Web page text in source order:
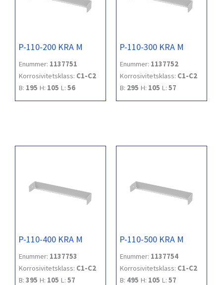
P-110-200 KRA M
Enummer: 1137751
Korrosivitetsklass: C1-C2
B: 195 H: 105 L: 56
P-110-300 KRA M
Enummer: 1137752
Korrosivitetsklass: C1-C2
B: 295 H: 105 L: 57
P-110-400 KRA M
Enummer: 1137753
Korrosivitetsklass: C1-C2
B: 395 H: 105 L: 57
P-110-500 KRA M
Enummer: 1137754
Korrosivitetsklass: C1-C2
B: 495 H: 105 L: 57